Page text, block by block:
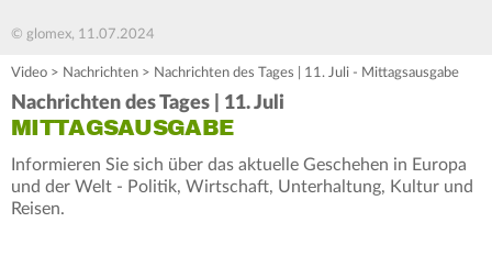
© glomex, 11.07.2024
Video > Nachrichten > Nachrichten des Tages | 11. Juli - Mittagsausgabe
Nachrichten des Tages | 11. Juli
MITTAGSAUSGABE
Informieren Sie sich über das aktuelle Geschehen in Europa
und der Welt - Politik, Wirtschaft, Unterhaltung, Kultur und
Reisen.